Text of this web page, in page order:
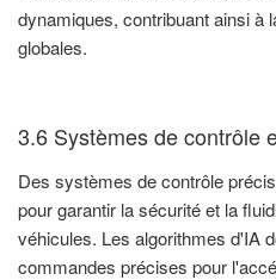
dynamiques, contribuant ainsi à
globales.
3.6 Systèmes de contrôle
Des systèmes de contrôle
pour garantir la sécurité et la
véhicules. Les algorithmes d'IA
commandes précises pour